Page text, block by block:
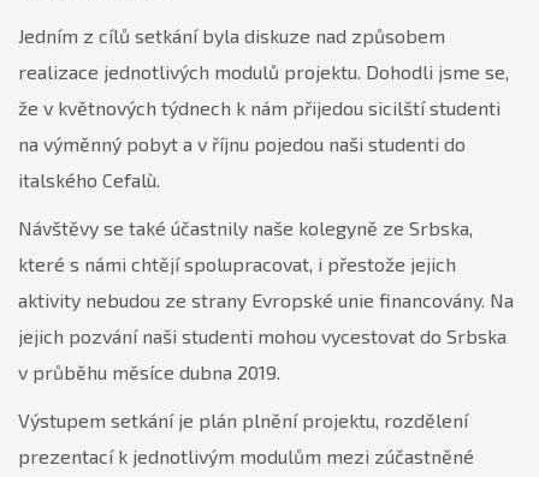
Jedním z cílů setkání byla diskuze nad způsobem
realizace jednotlivých modulů projektu. Dohodli jsme se,
že v květnových týdnech k nám přijedou sicilští studenti
na výměnný pobyt a v říjnu pojedou naši studenti do
italského Cefalù.
Návštěvy se také účastnily naše kolegyně ze Srbska,
které s námi chtějí spolupracovat, i přestože jejich
aktivity nebudou ze strany Evropské unie financovány. Na
jejich pozvání naši studenti mohou vycestovat do Srbska
v průběhu měsíce dubna 2019.
Výstupem setkání je plán plnění projektu, rozdělení
prezentací k jednotlivým modulům mezi zúčastněné